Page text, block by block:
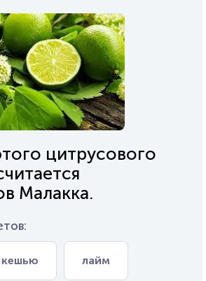
цитрусового
Малакка.
кешью лайм